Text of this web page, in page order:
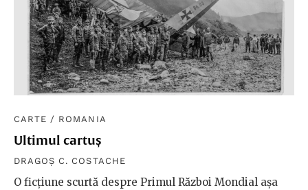
CARTE / ROMANIA
Ultimul cartuș
DRAGOȘ C. COSTACHE
O ficțiune scurtă despre Primul Război Mondial așa